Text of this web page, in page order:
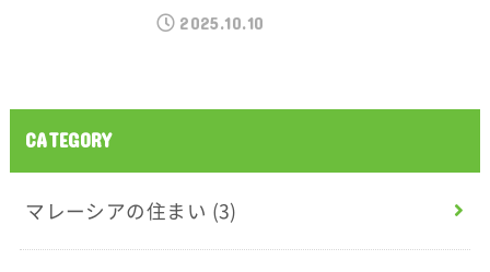
2025.10.10
CATEGORY
マレーシアの住まい (3)